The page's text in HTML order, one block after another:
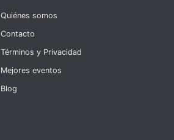
Quiénes somos
Contacto
Términos y Privacidad
Mejores eventos
Blog